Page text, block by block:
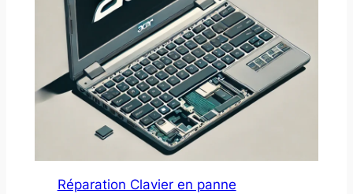
Réparation Clavier en panne